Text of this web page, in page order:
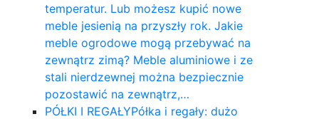
temperatur. Lub możesz kupić nowe
meble jesienią na przyszły rok. Jakie
meble ogrodowe mogą przebywać na
zewnątrz zimą? Meble aluminiowe i ze
stali nierdzewnej można bezpiecznie
pozostawić na zewnątrz,…
PÓŁKI I REGAŁYPółka i regały: dużo